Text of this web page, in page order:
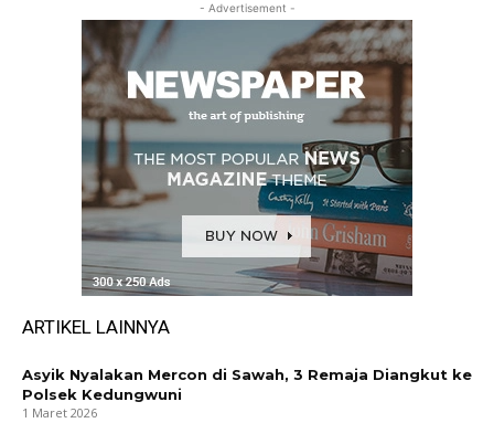
- Advertisement -
ARTIKEL LAINNYA
Asyik Nyalakan Mercon di Sawah, 3 Remaja Diangkut ke
Polsek Kedungwuni
1 Maret 2026